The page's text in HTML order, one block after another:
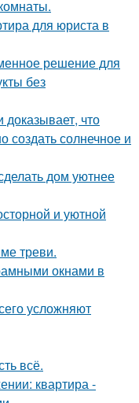
для юриста в
решение для
без
доказывает, что
солнечное и
дом уютнее
и уютной
треви.
окнами в
усложняют
всё.
квартира -